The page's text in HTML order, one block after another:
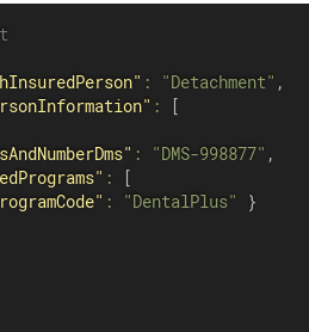
: "Detachment" ,
:
[
: "DMS-998877" ,
:
[
: "DentalPlus"
}